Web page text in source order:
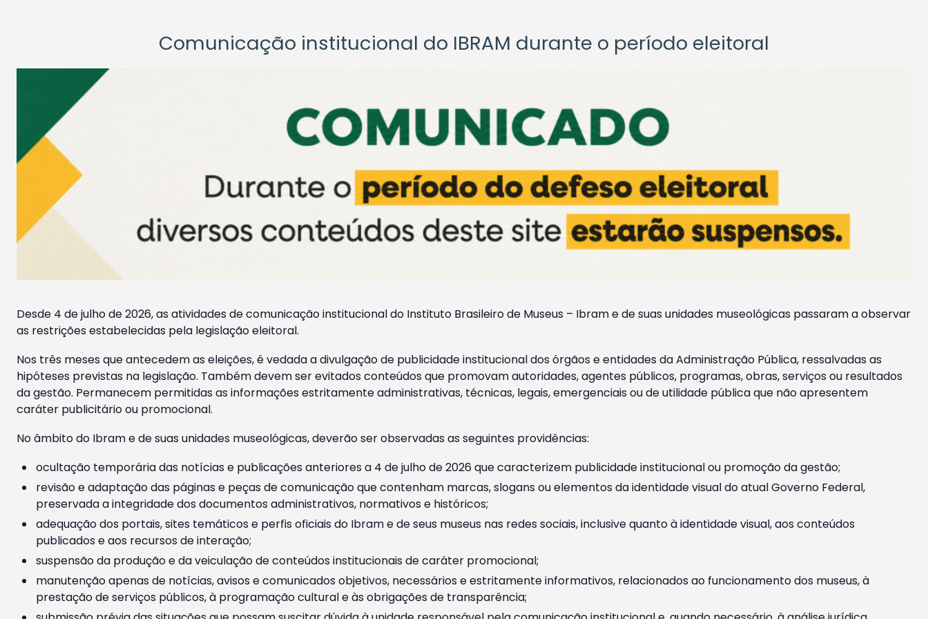
Comunicação institucional do IBRAM durante o período eleitoral
Desde 4 de julho de 2026, as atividades de comunicação institucional do Instituto Brasileiro de Museus – Ibram e de suas unidades museológicas passaram a observar
as restrições estabelecidas pela legislação eleitoral.
Nos três meses que antecedem as eleições, é vedada a divulgação de publicidade institucional dos órgãos e entidades da Administração Pública, ressalvadas as
hipóteses previstas na legislação. Também devem ser evitados conteúdos que promovam autoridades, agentes públicos, programas, obras, serviços ou resultados
da gestão. Permanecem permitidas as informações estritamente administrativas, técnicas, legais, emergenciais ou de utilidade pública que não apresentem
caráter publicitário ou promocional.
No âmbito do Ibram e de suas unidades museológicas, deverão ser observadas as seguintes providências:
ocultação temporária das notícias e publicações anteriores a 4 de julho de 2026 que caracterizem publicidade institucional ou promoção da gestão;
revisão e adaptação das páginas e peças de comunicação que contenham marcas, slogans ou elementos da identidade visual do atual Governo Federal,
preservada a integridade dos documentos administrativos, normativos e históricos;
adequação dos portais, sites temáticos e perfis oficiais do Ibram e de seus museus nas redes sociais, inclusive quanto à identidade visual, aos conteúdos
publicados e aos recursos de interação;
suspensão da produção e da veiculação de conteúdos institucionais de caráter promocional;
manutenção apenas de notícias, avisos e comunicados objetivos, necessários e estritamente informativos, relacionados ao funcionamento dos museus, à
prestação de serviços públicos, à programação cultural e às obrigações de transparência;